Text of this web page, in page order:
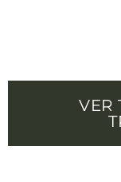
VER